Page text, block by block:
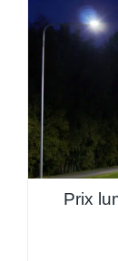
Prix